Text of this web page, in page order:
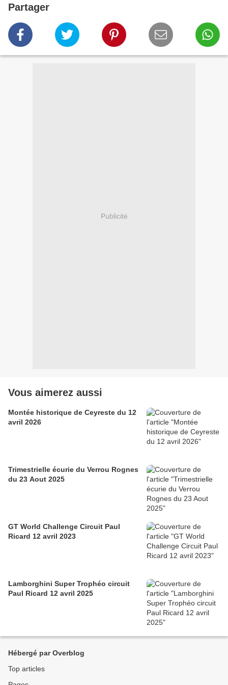
Partager
Publicité
Vous aimerez aussi
Montée historique de Ceyreste du 12
avril 2026
Trimestrielle écurie du Verrou Rognes
du 23 Aout 2025
GT World Challenge Circuit Paul
Ricard 12 avril 2023
Lamborghini Super Trophéo circuit
Paul Ricard 12 avril 2025
Hébergé par Overblog
Top articles